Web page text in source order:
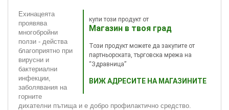
купи този продукт от
Магазин в твоя град
Този продукт можете да закупите от
партньорската, търговска мрежа на
“Здравница”
ВИЖ АДРЕСИТЕ НА МАГАЗИНИТЕ
Ехинацеята
проявява
многобройни
ползи - действа
благоприятно при
вирусни и
бактериални
инфекции,
заболявания на
горните
дихателни пътища и е добро профилактично средство.